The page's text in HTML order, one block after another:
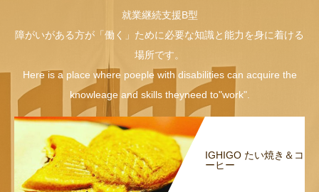
就業継続支援B型
障がいがある方が「働く」ために必要な知識と能力を身に着ける
場所です。
Here is a place where poeple with disabilities can acquire the
knowleage and skills theyneed to"work".
IGHIGO たい焼き＆コ
ーヒー